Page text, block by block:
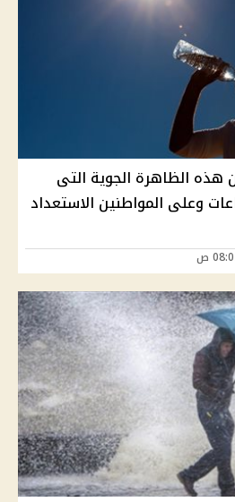
هذه الظاهرة الجوية التى
وعلى المواطنين الاستعداد